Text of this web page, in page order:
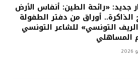
جديد: «رائحة الطين: أنفاس الأرض
الذاكرة.. أوراق من دفتر الطفولة
التونسي» للشاعر التونسي
المساهلي